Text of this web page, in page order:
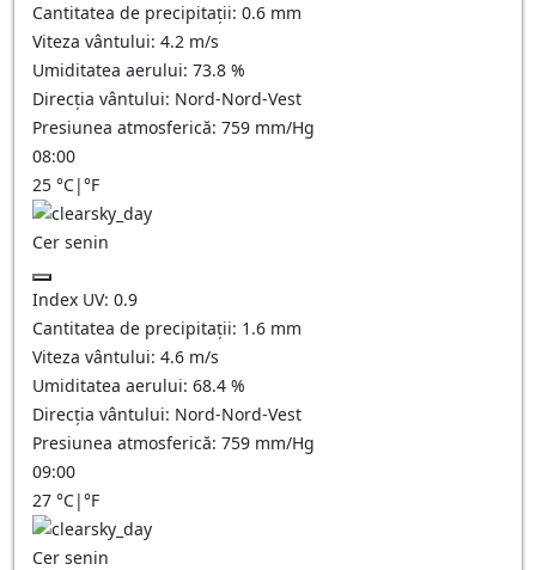
Cantitatea de precipitații: 0.6 mm
Viteza vântului: 4.2 m/s
Umiditatea aerului: 73.8 %
Direcția vântului: Nord-Nord-Vest
Presiunea atmosferică: 759 mm/Hg
08:00
25 °C|°F
Cer senin
Index UV: 0.9
Cantitatea de precipitații: 1.6 mm
Viteza vântului: 4.6 m/s
Umiditatea aerului: 68.4 %
Direcția vântului: Nord-Nord-Vest
Presiunea atmosferică: 759 mm/Hg
09:00
27 °C|°F
Cer senin